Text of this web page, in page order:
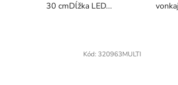
30 cmDĺžka LED...
Kód: 320963MULTI